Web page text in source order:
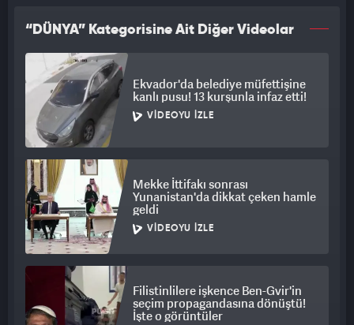
“DÜNYA” Kategorisine Ait Diğer Videolar
Ekvador'da belediye müfettişine
kanlı pusu! 13 kurşunla infaz etti!
VIDEOYU İZLE
Mekke İttifakı sonrası
Yunanistan'da dikkat çeken hamle
geldi
VIDEOYU İZLE
Filistinlilere işkence Ben-Gvir'in
seçim propagandasına dönüştü!
İşte o görüntüler